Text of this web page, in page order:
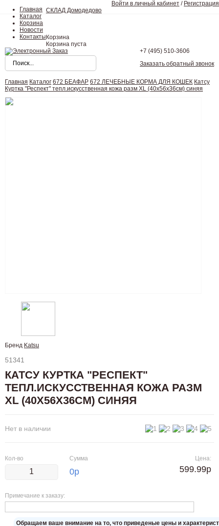
Главная
Каталог
Корзина
Новости
Контакты
Войти в личный кабинет / Регистрация
СКЛАД Домодедово
Корзина
Корзина пуста
+7 (495) 510-3606
Заказать обратный звонок
Главная Каталог 672 БЕАФАР 672 ЛЕЧЕБНЫЕ КОРМА ДЛЯ КОШЕК Катсу
Куртка "Респект" тепл.искусственная кожа разм XL (40х56х36cм) синяя
Бренд Katsu
51341
КАТСУ КУРТКА "РЕСПЕКТ"
ТЕПЛ.ИСКУССТВЕННАЯ КОЖА РАЗМ
XL (40Х56Х36CМ) СИНЯЯ
Нет в наличии
Кол-во Сумма
0р
Примечание к заказу:
Цена:
599.99р
Oбращаем вaше внимaние нa то, что пpиведеные цeны и